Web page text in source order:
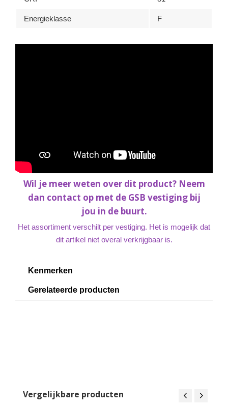
Energieklasse F
Wil je meer weten over dit product? Neem
dan contact op met de GSB vestiging bij
jou in de buurt.
Het assortiment verschilt per vestiging. Het is mogelijk dat
dit artikel niet overal verkrijgbaar is.
Kenmerken
Gerelateerde producten
Vergelijkbare producten